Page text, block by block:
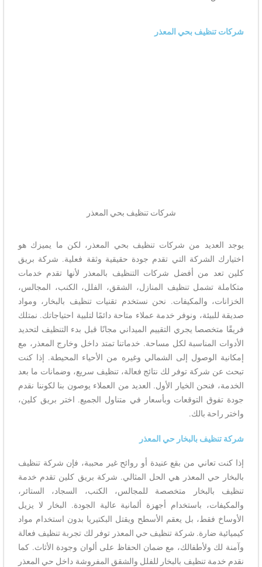
شركات تنظيف بحي المعذر
شركات تنظيف بحي المعذر
يوجد العديد من شركات تنظيف بحي المعذر، لكن ما يميزك هو
اختيارك الشركة التي تقدم جودة حقيقية وثقة فعلية. شركة بريق
كلين تعد من أفضل شركات التنظيف بالمعذر لأنها تقدم خدمات
متكاملة تشمل تنظيف المنازل، الشقق، الفلل، الكنب، المجالس،
الخزانات، والمكيفات. نحن نستخدم تقنيات تنظيف بالبخار، ومواد
صديقة للبيئة، ونوفر خدمة عملاء متاحة دائمًا لتلبية احتياجاتك. نمتلك
فريقًا متخصصا يجري التقييم الميداني مجانًا قبل بدء التنظيف لتحديد
الأدوات المناسبة لكل مساحة. خدماتنا تمتد داخل وخارج المعذر، مع
إمكانية الوصول إلى الشمالي وغيره من الأحياء المحيطة. إذا كنت
تبحث عن شركة توفر لك نتائج فعالة، تنظيف سريع، وضمانات ما بعد
الخدمة، فنحن الخيار الأول. العديد من العملاء يوصون بنا لكوننا نقدم
جودة تفوق التوقعات وبأسعار في متناول الجميع. اختر بريق كلين،
واختر راحة بالك.
شركة تنظيف بالبخار حي المعذر
إذا كنت تعاني من بقع عنيدة أو روائح غير محببة، فإن شركة تنظيف
بالبخار حي المعذر هي الحل المثالي. شركة بريق كلين تقدم خدمة
تنظيف بالبخار متخصصة للمجالس، الكنب، السجاد، الستائر،
والمكيفات، باستخدام أجهزة ألمانية عالية الجودة. البخار لا يزيل
الأوساخ فقط، بل يعقم الأسطح ويقتل البكتيريا بدون استخدام مواد
كيميائية ضارة. شركة تنظيف حي المعذر توفر لك تجربة تنظيف فعالة
وآمنة لك ولأطفالك، مع ضمان الحفاظ على ألوان وجودة الأثاث. كما
نقدم خدمة تنظيف بالبخار للفلل والشقق المفروشة داخل حي المعذر